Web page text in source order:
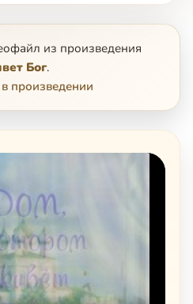
из произведения
Бог.
произведении